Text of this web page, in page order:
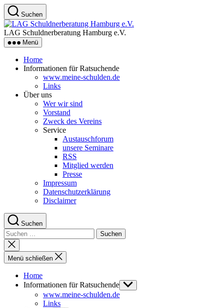
Zum
Inhalt
springen
Suchen
LAG Schuldnerberatung Hamburg e.V.
Menü
Home
Informationen für Ratsuchende
www.meine-schulden.de
Links
Über uns
Wer wir sind
Vorstand
Zweck des Vereins
Service
Austauschforum
unsere Seminare
RSS
Mitglied werden
Presse
Impressum
Datenschutzerklärung
Disclaimer
Suchen
Suchen
nach:
Suche
schließen
Menü schließen
Home
Informationen für Ratsuchende Untermenü
anzeigen
www.meine-schulden.de
Links